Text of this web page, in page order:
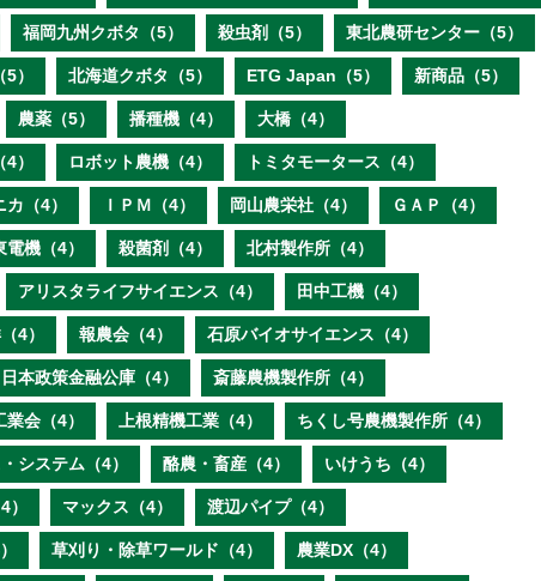
福岡九州クボタ（5） 殺虫剤（5） 東北農研センター（5）
） 北海道クボタ（5） ETG Japan（5） 新商品（5）
農薬（5） 播種機（4） 大橋（4）
） ロボット農機（4） トミタモータース（4）
（4） ＩＰＭ（4） 岡山農栄社（4） ＧＡＰ（4）
電機（4） 殺菌剤（4） 北村製作所（4）
アリスタライフサイエンス（4） 田中工機（4）
4） 報農会（4） 石原バイオサイエンス（4）
日本政策金融公庫（4） 斎藤農機製作所（4）
会（4） 上根精機工業（4） ちくし号農機製作所（4）
システム（4） 酪農・畜産（4） いけうち（4）
） マックス（4） 渡辺パイプ（4）
草刈り・除草ワールド（4） 農業DX（4）